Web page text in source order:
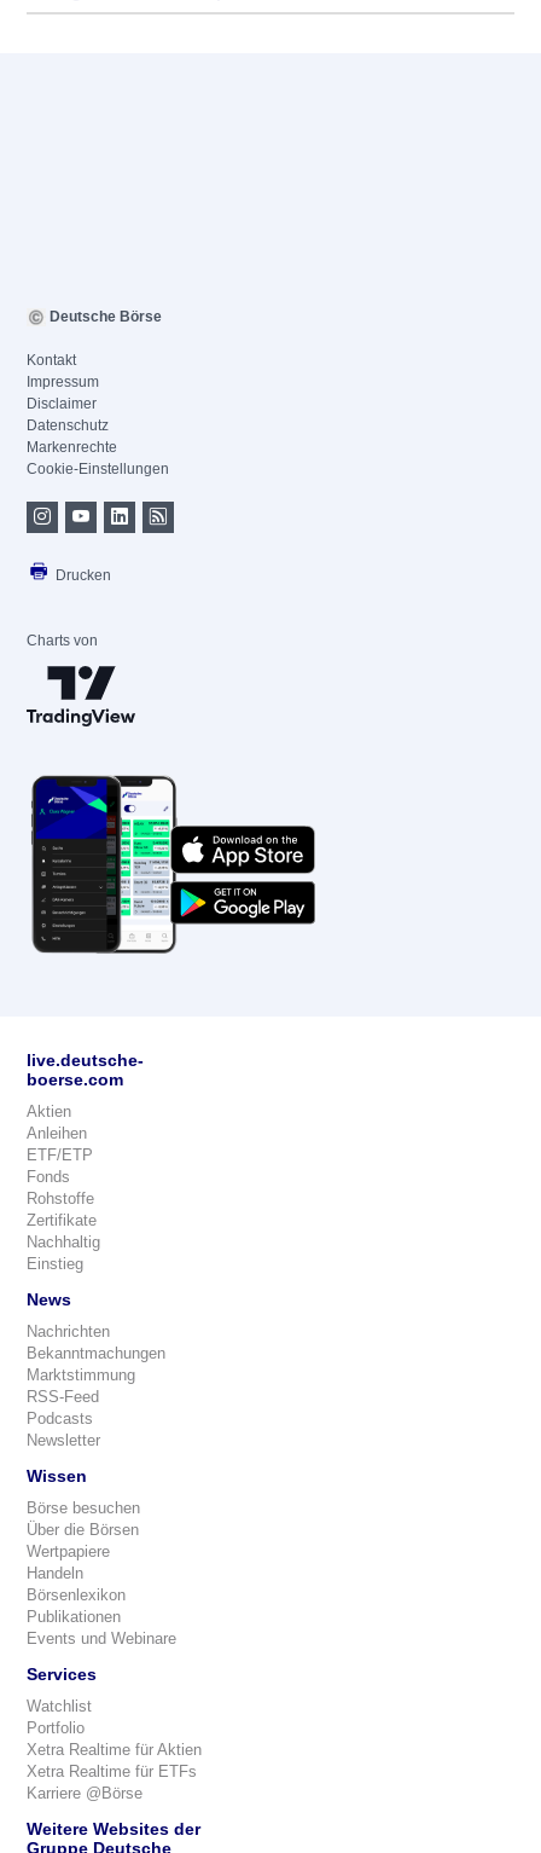
Deutsche Börse
Kontakt
Impressum
Disclaimer
Datenschutz
Markenrechte
Cookie-Einstellungen
Drucken
Charts von
live.deutsche-
boerse.com
Aktien
Anleihen
ETF/ETP
Fonds
Rohstoffe
Zertifikate
Nachhaltig
Einstieg
News
Nachrichten
Bekanntmachungen
Marktstimmung
RSS-Feed
Podcasts
Newsletter
Wissen
Börse besuchen
Über die Börsen
Wertpapiere
Handeln
Börsenlexikon
Publikationen
Events und Webinare
Services
Watchlist
Portfolio
Xetra Realtime für Aktien
Xetra Realtime für ETFs
Karriere @Börse
Weitere Websites der
Gruppe Deutsche